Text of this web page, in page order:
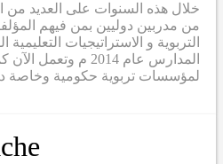
خلال هذه السنوات على العديد من
من مدربين دوليين بمن فيهم
التربوية و الاستراتيجيات
المدارس عام 2014 م
لمؤسسات تربوية حكومية وخاصة